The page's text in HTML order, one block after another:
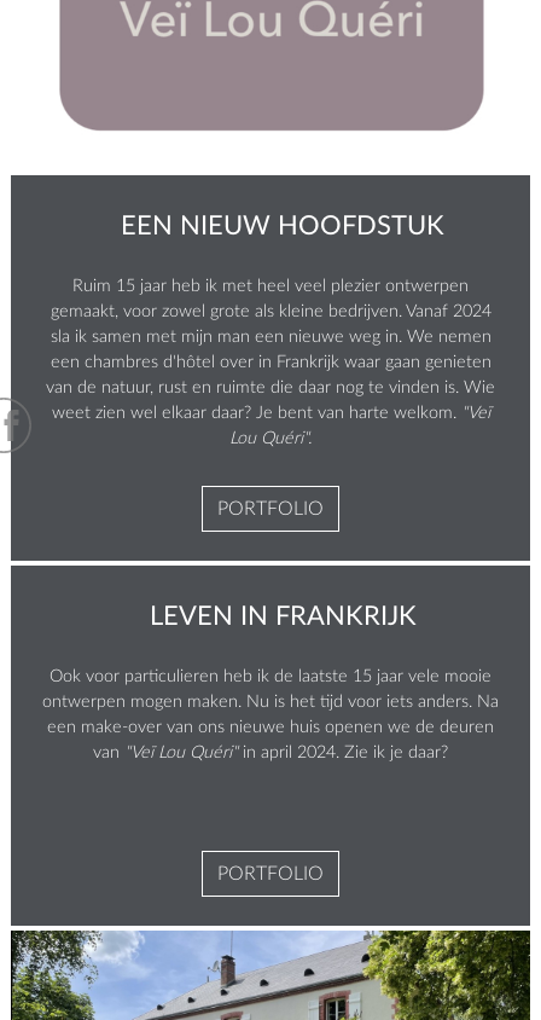
EEN NIEUW HOOFDSTUK
Ruim 15 jaar heb ik met heel veel plezier ontwerpen
gemaakt, voor zowel grote als kleine bedrijven. Vanaf 2024
sla ik samen met mijn man een nieuwe weg in. We nemen
een chambres d'hôtel over in Frankrijk waar gaan genieten
van de natuur, rust en ruimte die daar nog te vinden is. Wie
weet zien wel elkaar daar? Je bent van harte welkom.
"Veï
Lou Quéri".
PORTFOLIO
LEVEN IN FRANKRIJK
Ook voor particulieren heb ik de laatste 15 jaar vele mooie
ontwerpen mogen maken. Nu is het tijd voor iets anders. Na
een make-over van ons nieuwe huis openen we de deuren
van "Veï Lou Quéri" in april 2024. Zie ik je daar?
PORTFOLIO